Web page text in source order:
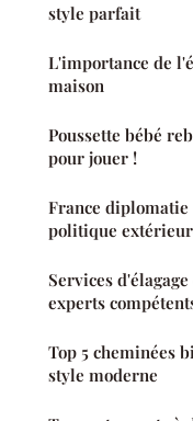
style parfait
L'importance de
maison
Poussette bébé
pour jouer !
France diplomatie
politique
Services
experts
Top 5 cheminées
style moderne